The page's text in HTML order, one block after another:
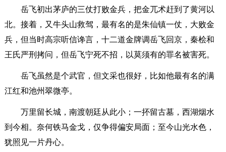
岳飞初出茅庐的三仗打败金兵，把金兀术赶到了黄河以
北。接着，又牛头山救驾，最有名的是朱仙镇一仗，大败金
兵，但当时高宗听信谗言，十二道金牌调岳飞回京，秦桧和
王氏严刑拷问，但岳飞宁死不招，以莫须有的罪名被害死。
岳飞虽然是个武官，但文采也很好，比如他最有名的满
江红和池州翠微亭。
万里留长城，南渡朝廷从此小；一抔留古墓，西湖烟水
到今相。奈何铁马金戈，仅争得偏安局面；至今山光水色，
犹照见一片丹心。